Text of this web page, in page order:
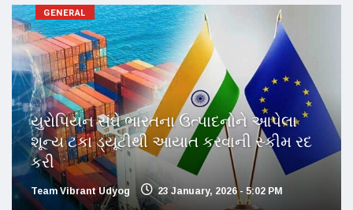
GENERAL
યુરોપિયન સંઘે ભારતના ઉત્પાદનોને આપેલા
શૂન્ય ટકા ડ્યૂટીથી આયાત કરવાની સ્કીમ રદ
કરી
Team Vibrant Udyog 23 January, 2026 - 5:02 PM